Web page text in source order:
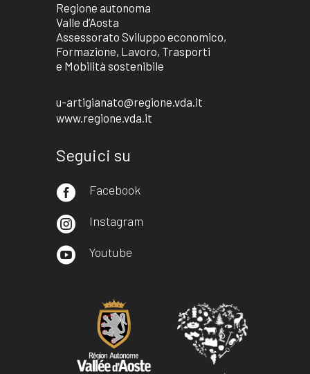
Regione autonoma
Valle d’Aosta
Assessorato Sviluppo economico,
Formazione, Lavoro, Trasporti
e Mobilità sostenibile
u-artigianato@regione.vda.it
www.regione.vda.it
Seguici su
 Facebook
 Instagram
 Youtube